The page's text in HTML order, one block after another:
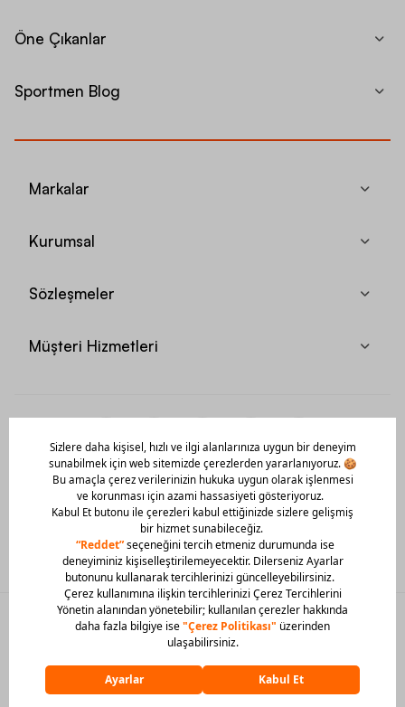
Öne Çıkanlar
Sportmen Blog
Markalar
Kurumsal
Sözleşmeler
Müşteri Hizmetleri
Mobil Uygulamamızı Hemen İndir!
© 2026 Barcin Tüm Hakları Saklıdır
Sitedeki görsel materyaller izinsiz kullanılamaz.